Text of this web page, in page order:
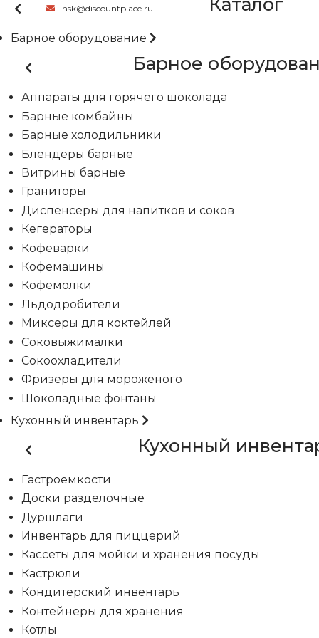
nsk@discountplace.ru Каталог
Барное оборудование
Барное
Аппараты для горячего шоколада
Барные комбайны
Барные холодильники
Блендеры барные
Витрины барные
Граниторы
Диспенсеры для напитков и соков
Кегераторы
Кофеварки
Кофемашины
Кофемолки
Льдодробители
Миксеры для коктейлей
Соковыжималки
Сокоохладители
Фризеры для мороженого
Шоколадные фонтаны
Кухонный инвентарь
Кухонный
Гастроемкости
Доски разделочные
Дуршлаги
Инвентарь для пиццерий
Кассеты для мойки и хранения посуды
Кастрюли
Кондитерский инвентарь
Контейнеры для хранения
Котлы